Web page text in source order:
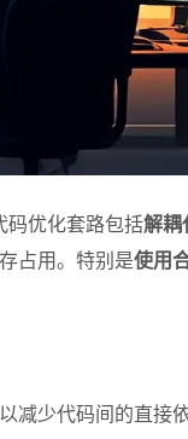
码优化套路包括解耦
占用。特别是使用
少代码间的直接